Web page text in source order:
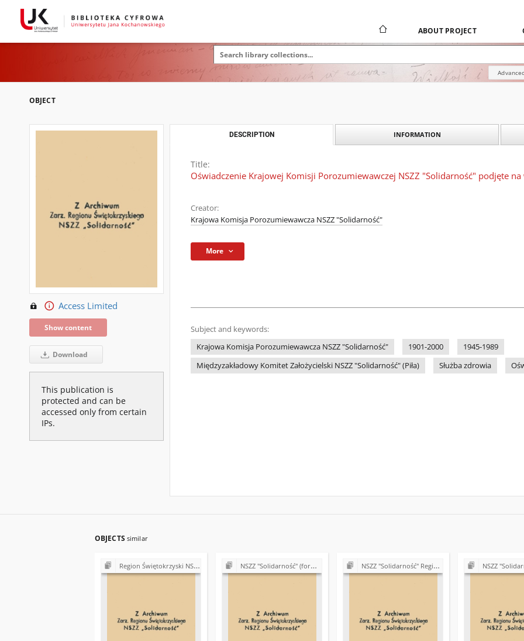
ABOUT PROJECT
OBJECT
Access Limited
Show content
Download
This publication is
protected and can be
accessed only from certain
IPs.
DESCRIPTION INFORMATION
Title:
Oświadczenie Krajowej Komisji Porozumiewawczej NSZZ "Solidarność" podjęte
Creator:
Krajowa Komisja Porozumiewawcza NSZZ "Solidarność"
More
Subject and keywords:
Krajowa Komisja Porozumiewawcza NSZZ "Solidarność"
1901-2000
1945-1989
Międzyzakładowy Komitet Założycielski NSZZ "Solidarność" (Piła)
Służba zdrowia
OBJECTS similar
Region Świętokrzyski NSZZ "Solidarność". Delegatura Ostrowiec Świętokrzyski (1980-1981) NSZZ "Solidarność" (formalno-prawne podstawy działalności) NSZZ "Solidarność" Region Świętokrzyski - teleksy (1981) NSZZ "Solidarność" Region